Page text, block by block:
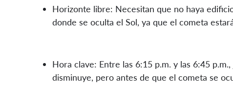
Horizonte libre: Necesitan que no haya
donde se oculta el Sol, ya que el cometa
Hora clave: Entre las 6:15 p.m. y las 6:45
disminuye, pero antes de que el cometa se